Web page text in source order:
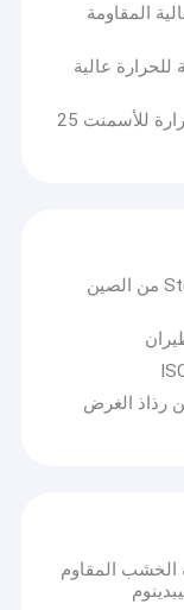
المقاومة
عالية
مقاومة التآكل عالية الألومينا المقاومة للحرارة للأسمنت 25
لـ Steel Mak Ferrotungsten 70٪ 75٪ 80٪ من الصين
رذاذ الغرض
الخشب المقاوم